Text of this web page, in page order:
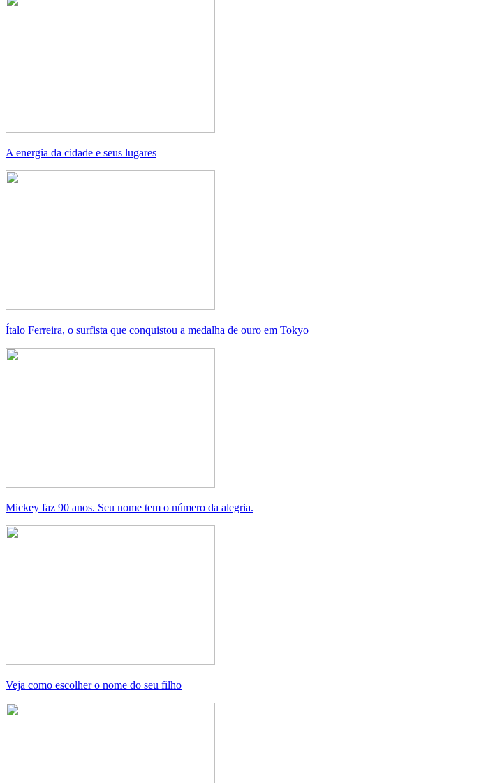
A energia da cidade e seus lugares
Ítalo Ferreira, o surfista que conquistou a medalha de ouro em Tokyo
Mickey faz 90 anos. Seu nome tem o número da alegria.
Veja como escolher o nome do seu filho